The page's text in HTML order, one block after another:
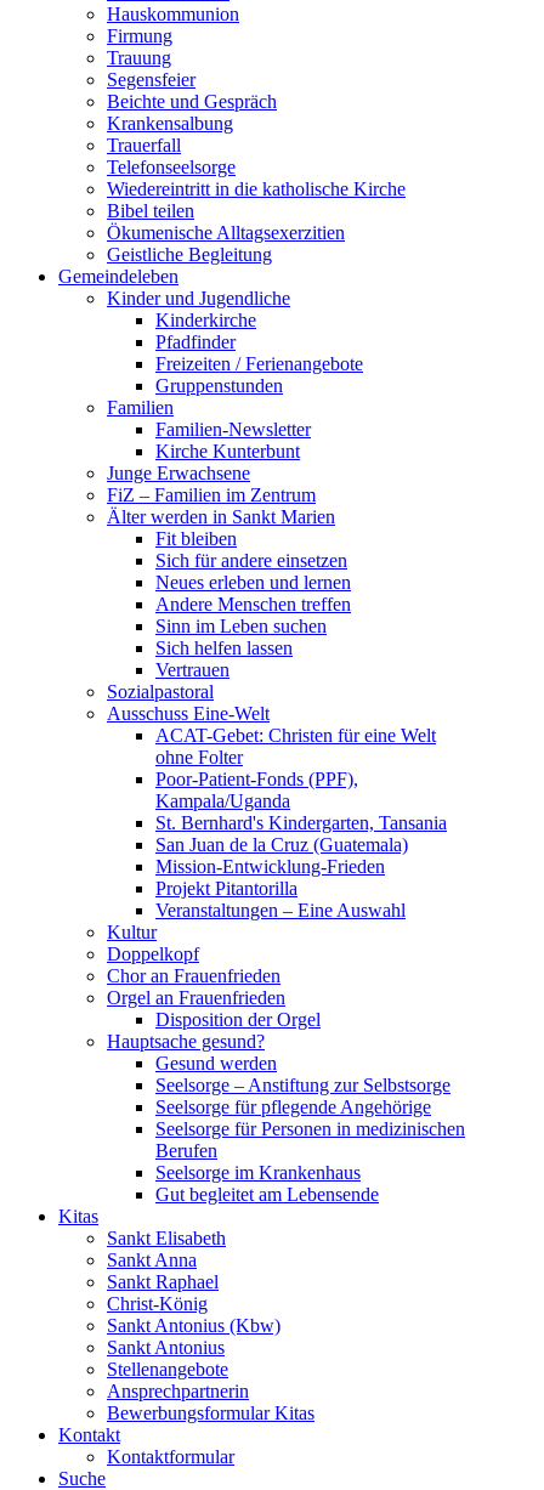
Hauskommunion
Firmung
Trauung
Segensfeier
Beichte und Gespräch
Krankensalbung
Trauerfall
Telefonseelsorge
Wiedereintritt in die katholische Kirche
Bibel teilen
Ökumenische Alltagsexerzitien
Geistliche Begleitung
Gemeindeleben
Kinder und Jugendliche
Kinderkirche
Pfadfinder
Freizeiten / Ferienangebote
Gruppenstunden
Familien
Familien-Newsletter
Kirche Kunterbunt
Junge Erwachsene
FiZ – Familien im Zentrum
Älter werden in Sankt Marien
Fit bleiben
Sich für andere einsetzen
Neues erleben und lernen
Andere Menschen treffen
Sinn im Leben suchen
Sich helfen lassen
Vertrauen
Sozialpastoral
Ausschuss Eine-Welt
ACAT-Gebet: Christen für eine Welt
ohne Folter
Poor-Patient-Fonds (PPF),
Kampala/Uganda
St. Bernhard's Kindergarten, Tansania
San Juan de la Cruz (Guatemala)
Mission-Entwicklung-Frieden
Projekt Pitantorilla
Veranstaltungen – Eine Auswahl
Kultur
Doppelkopf
Chor an Frauenfrieden
Orgel an Frauenfrieden
Disposition der Orgel
Hauptsache gesund?
Gesund werden
Seelsorge – Anstiftung zur Selbstsorge
Seelsorge für pflegende Angehörige
Seelsorge für Personen in medizinischen
Berufen
Seelsorge im Krankenhaus
Gut begleitet am Lebensende
Kitas
Sankt Elisabeth
Sankt Anna
Sankt Raphael
Christ-König
Sankt Antonius (Kbw)
Sankt Antonius
Stellenangebote
Ansprechpartnerin
Bewerbungsformular Kitas
Kontakt
Kontaktformular
Suche